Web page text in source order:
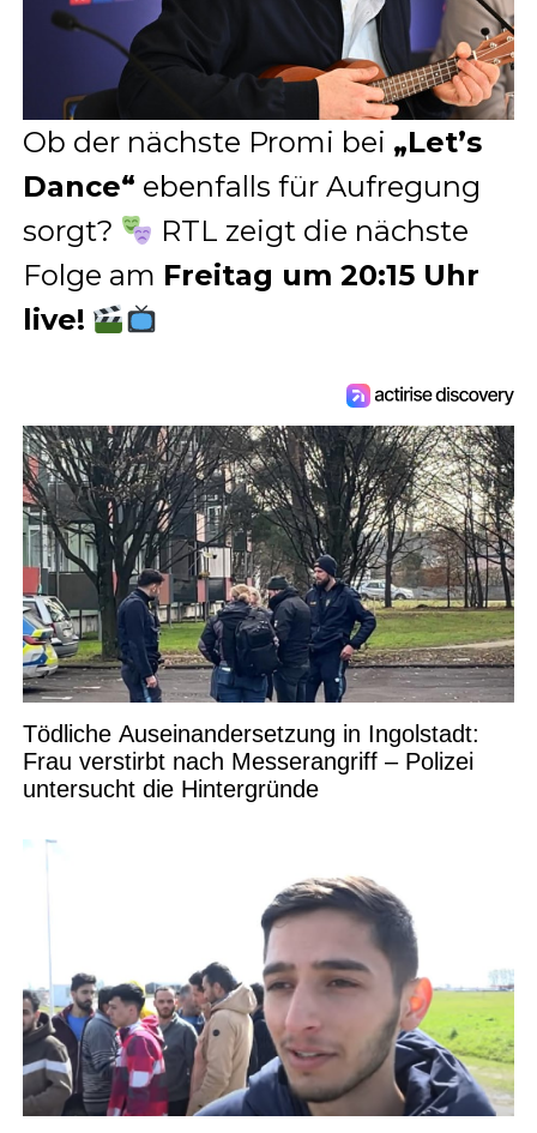
Ob der nächste Promi bei „Let’s
Dance“ ebenfalls für Aufregung
sorgt?
RTL zeigt die nächste
Folge am Freitag um 20:15 Uhr
live!
Tödliche Auseinandersetzung in Ingolstadt:
Frau verstirbt nach Messerangriff – Polizei
untersucht die Hintergründe